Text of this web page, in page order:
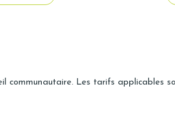
communautaire. Les tarifs applicables